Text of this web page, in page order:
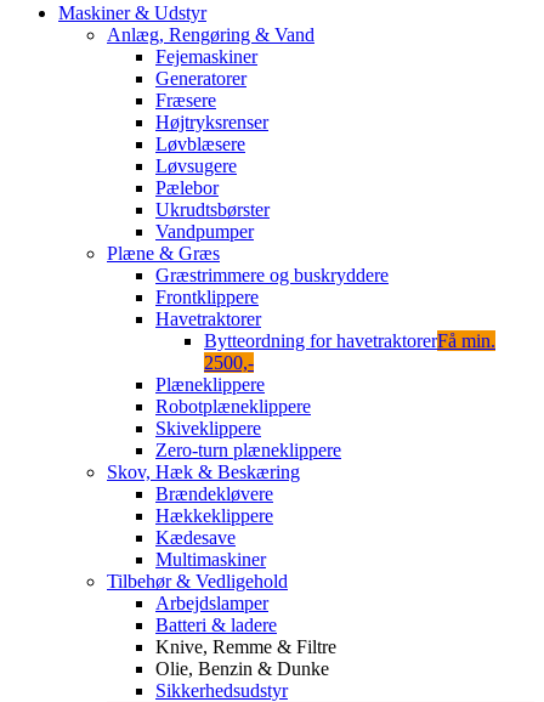
Maskiner & Udstyr
Anlæg, Rengøring & Vand
Fejemaskiner
Generatorer
Fræsere
Højtryksrenser
Løvblæsere
Løvsugere
Pælebor
Ukrudtsbørster
Vandpumper
Plæne & Græs
Græstrimmere og buskryddere
Frontklippere
Havetraktorer
Bytteordning for havetraktorerFå min.
2500,-
Plæneklippere
Robotplæneklippere
Skiveklippere
Zero-turn plæneklippere
Skov, Hæk & Beskæring
Brændekløvere
Hækkeklippere
Kædesave
Multimaskiner
Tilbehør & Vedligehold
Arbejdslamper
Batteri & ladere
Knive, Remme & Filtre
Olie, Benzin & Dunke
Sikkerhedsudstyr